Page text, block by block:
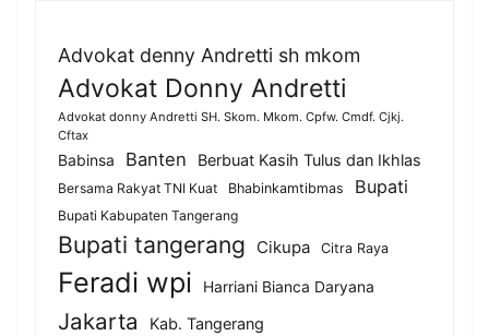
Advokat denny Andretti sh mkom
Advokat Donny Andretti
Advokat donny Andretti SH. Skom. Mkom. Cpfw. Cmdf. Cjkj.
Cftax
Babinsa Banten Berbuat Kasih Tulus dan Ikhlas
Bersama Rakyat TNI Kuat Bhabinkamtibmas Bupati
Bupati Kabupaten Tangerang
Bupati tangerang Cikupa Citra Raya
Feradi wpi Harriani Bianca Daryana
Jakarta Kab. Tangerang